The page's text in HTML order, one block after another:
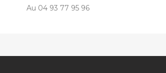
Au 04 93 77 95 96